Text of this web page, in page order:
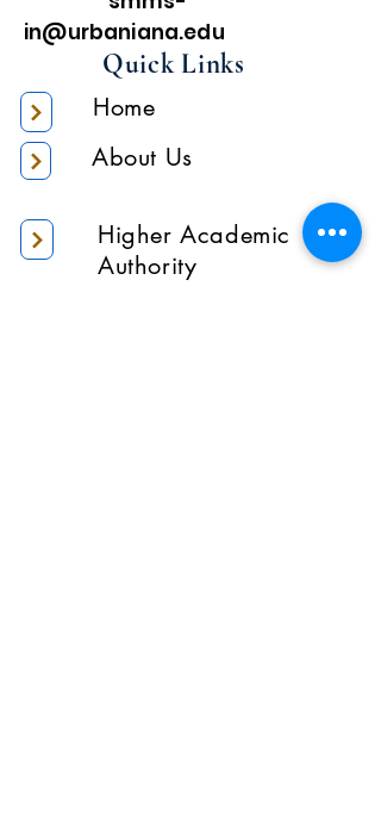
in@urbaniana.edu
Quick Links
Home
About Us
Higher Academic
Authority